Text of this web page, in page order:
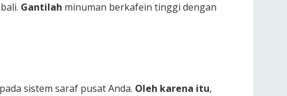
Gantilah minuman berkafein tinggi dengan
sistem saraf pusat Anda. Oleh karena itu,